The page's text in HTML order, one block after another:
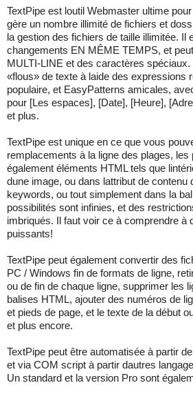
TextPipe est loutil Webmaster ultime
gère un nombre illimité de fichiers et
la gestion des fichiers de taille illimitée. Il
changements EN MÊME TEMPS, et
MULTI-LINE et des caractères
«flous» de texte à laide des expressions
populaire, et EasyPatterns amicales,
pour [Les espaces], [Date], [Heure],
et plus.
TextPipe est unique en ce que vous
remplacements à la ligne des plages, les
également éléments HTML tels que
dune image, ou dans lattribut de contenu
keywords, ou tout simplement dans la
possibilités sont infinies, et des
imbriqués. Il faut voir ce à comprendre à
puissants!
TextPipe peut également convertir des
PC / Windows fin de formats de ligne,
ou de fin de chaque ligne, supprimer les
balises HTML, ajouter des numéros de
et pieds de page, et le texte de la début
et plus encore.
TextPipe peut être automatisée à partir
et via COM script à partir dautres
Un standard et la version Pro sont